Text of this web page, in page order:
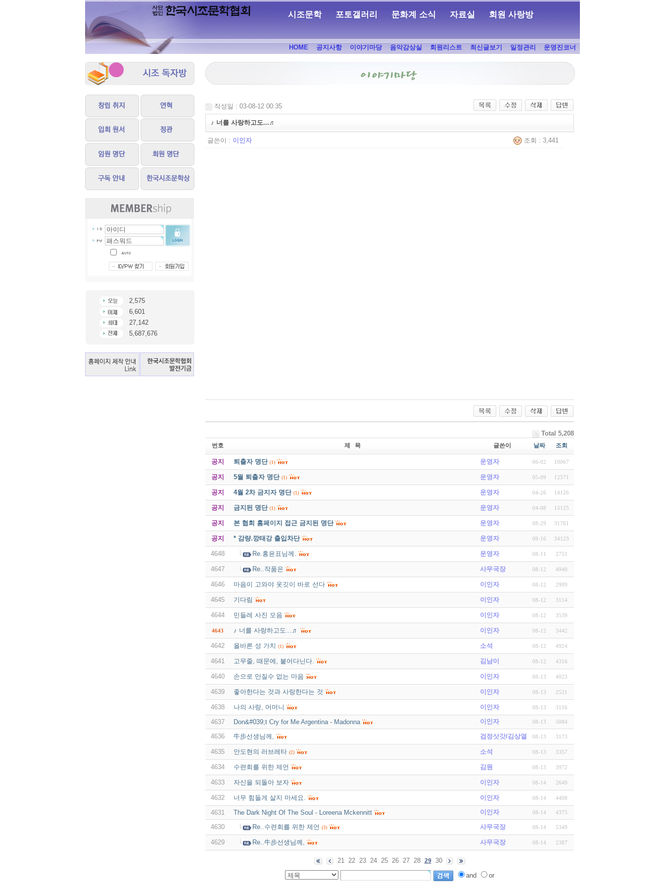
시조문학 포토갤러리 문화계 소식 자료실 회원 사랑방
HOME 공지사항 이야기마당 음악감상실 회원리스트 최신글보기 일정관리 운영진코너
2,575
6,601
27,142
5,687,676
작성일 : 03-08-12 00:35
♪ 너를 사랑하고도...♬
글쓴이 : 이인자 조회 : 3,441
Total 5,208
번호 제 목 글쓴이 날짜 조회
공지 퇴출자 명단 (1) 운영자 06-02 10067
공지 5월 퇴출자 명단 (1) 운영자 05-09 12571
공지 4월 2차 금지자 명단 (1) 운영자 04-26 14126
공지 금지된 명단 (1) 운영자 04-08 15125
공지 본 협회 홈페이지 접근 금지된 명단 운영자 08-29 31761
공지 * 감량.깡태강 출입차단 운영자 09-16 34123
4648 Re.홍윤표님께. 운영자 08-11 2751
4647 Re..작품은 사무국장 08-12 4940
4646 마음이 고와야 옷깃이 바로 선다 이인자 08-12 2909
4645 기다림 이인자 08-12 3114
4644 민들레 사진 모음 이인자 08-12 3539
4643 ♪ 너를 사랑하고도...♬ 이인자 08-12 3442
4642 올바른 성 가치 (1) 소석 08-12 4924
4641 고무줄, 때문에, 붙어다닌다. 김남이 08-12 4316
4640 손으로 만질수 없는 마음 이인자 08-13 4023
4639 좋아한다는 것과 사랑한다는 것 이인자 08-13 2521
4638 나의 사랑, 어머니 이인자 08-13 3116
4637 Don&#039;t Cry for Me Argentina - Madonna 이인자 08-13 5084
4636 牛步선생님께, 검정삿갓/김상열 08-13 3173
4635 안도현의 러브레타 (2) 소석 08-13 3357
4634 수련회를 위한 제언 김원 08-13 3972
4633 자신을 되돌아 보자 이인자 08-14 2649
4632 너무 힘들게 살지 마세요. 이인자 08-14 4408
4631 The Dark Night Of The Soul - Loreena Mckennitt 이인자 08-14 4375
4630 Re..수련회를 위한 제언 (3) 사무국장 08-14 5349
4629 Re..牛步선생님께, 사무국장 08-14 2387
21 22 23 24 25 26 27 28 29
30
and
or